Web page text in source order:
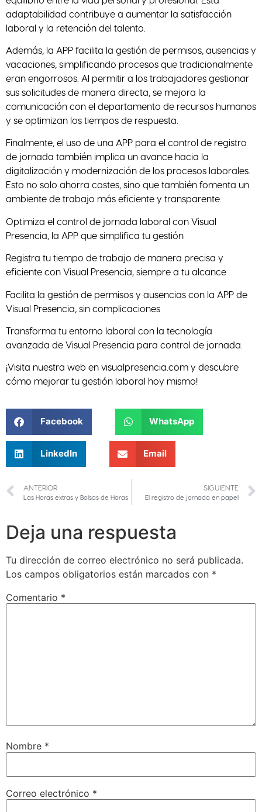
adaptabilidad contribuye a aumentar la satisfacción
laboral y la retención del talento.
Además, la APP facilita la gestión de permisos, ausencias y
vacaciones, simplificando procesos que tradicionalmente
eran engorrosos. Al permitir a los trabajadores gestionar
sus solicitudes de manera directa, se mejora la
comunicación con el departamento de recursos humanos
y se optimizan los tiempos de respuesta.
Finalmente, el uso de una APP para el control de registro
de jornada también implica un avance hacia la
digitalización y modernización de los procesos laborales.
Esto no solo ahorra costes, sino que también fomenta un
ambiente de trabajo más eficiente y transparente.
Optimiza el control de jornada laboral con Visual
Presencia, la APP que simplifica tu gestión
Registra tu tiempo de trabajo de manera precisa y
eficiente con Visual Presencia, siempre a tu alcance
Facilita la gestión de permisos y ausencias con la APP de
Visual Presencia, sin complicaciones
Transforma tu entorno laboral con la tecnología
avanzada de Visual Presencia para control de jornada.
¡Visita nuestra web en visualpresencia.com y descubre
cómo mejorar tu gestión laboral hoy mismo!
Facebook WhatsApp
LinkedIn Email
ANTERIOR
Las Horas extras y Bolsas de Horas
SIGUIENTE
El registro de jornada en papel
Deja una respuesta
Tu dirección de correo electrónico no será publicada.
Los campos obligatorios están marcados con *
Comentario *
Nombre *
Correo electrónico *